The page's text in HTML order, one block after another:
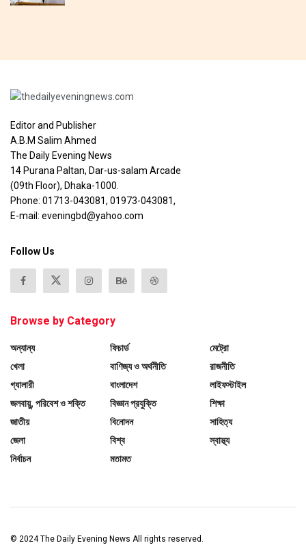
Editor and Publisher
A.B.M Salim Ahmed
The Daily Evening News
14 Purana Paltan, Dar-us-salam Arcade
(09th Floor), Dhaka-1000.
Phone: 01713-043081, 01973-043081,
E-mail: eveningbd@yahoo.com
Follow Us
Browse by Category
অন্যান্য
খেলা
গ্যালারী
জলবায়ু, পরিবেশ ও শক্তি
জাতীয়
জেলা
নির্বাচন
ফিচার্ড
বাণিজ্য ও অর্থনীতি
বাংলাদেশ
বিজ্ঞান প্রযুক্তি
বিনোদন
বিশ্ব
মতামত
মেট্রো
রাজনীতি
লাইফস্টাইল
শিক্ষা
সাহিত্য
স্বাস্থ্য
© 2024The Daily Evening News All rights reserved.